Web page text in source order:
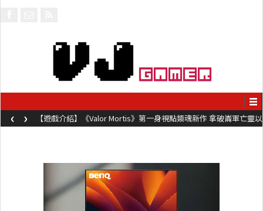
【遊戲介紹】《Valor Mortis》第一身視點類魂新作 拿破崙軍亡靈以
槍械劍與魔法殺敵
‹ ›